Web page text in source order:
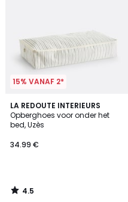
15% VANAF 2*
LA REDOUTE INTERIEURS
Opberghoes voor onder het
bed, Uzès
34.99 €
4.5
/ 5
4.5
/